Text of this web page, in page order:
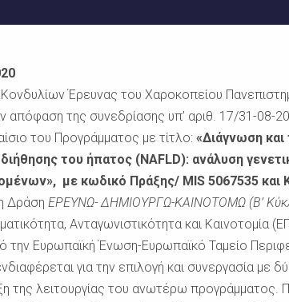
Έρευνας του Χαροκοπείου
απόφαση της συνεδρίασης υπ’ αριθ. 17/31-08-
του Προγράμματος με τίτλο: «Διάγνωση
του ήπατος (NAFLD): ανάλυση
με κωδικό Πράξης/ MIS 5067535 και
Δράση ΕΡΕΥΝΩ- ΔΗΜΙΟΥΡΓΩ-ΚΑΙΝΟΤΟΜΩ (Β’
Ανταγωνιστικότητα και Καινοτομία
την Ευρωπαϊκή Ένωση-Ευρωπαϊκό Ταμείο
για την επιλογή και συνεργασία με
της λειτουργίας του ανωτέρω προγράμματος.